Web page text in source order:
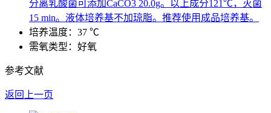
分离乳酸菌可添加CaCO3 20.0g。以上成分121℃，灭菌
15 min。液体培养基不加琼脂。推荐使用成品培养基。
培养温度：37 ℃
需氧类型：好氧
参考文献
返回上一页